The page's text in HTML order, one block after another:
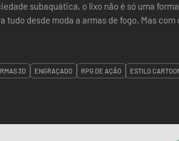
tudo desde moda a armas de fogo. Mas com
3D ENGRAÇADO RPG DE AÇÃO ESTILO